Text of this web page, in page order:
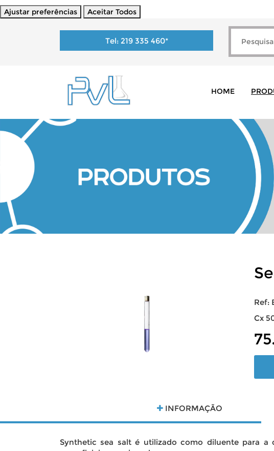
Ajustar preferências
Aceitar Todos
Tel: 219 335 460*
HOME
Ref:
Cx
INFORMAÇÃO
Synthetic sea salt é utilizado como diluente para a